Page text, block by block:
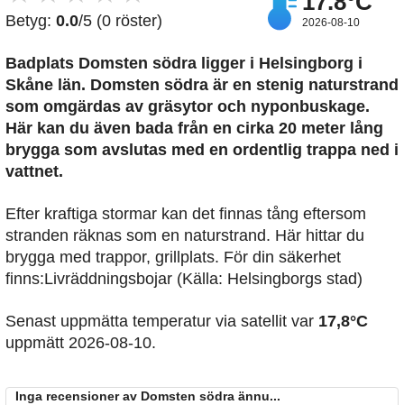
Betyg: 0.0/5 (0 röster) 2026-08-10
Badplats Domsten södra ligger i Helsingborg i
Skåne län. Domsten södra är en stenig naturstrand
som omgärdas av gräsytor och nyponbuskage.
Här kan du även bada från en cirka 20 meter lång
brygga som avslutas med en ordentlig trappa ned i
vattnet.
Efter kraftiga stormar kan det finnas tång eftersom
stranden räknas som en naturstrand. Här hittar du
brygga med trappor, grillplats. För din säkerhet
finns:Livräddningsbojar (Källa: Helsingborgs stad)
Senast uppmätta temperatur via satellit var 17,8°C
uppmätt 2026-08-10.
Inga recensioner av Domsten södra ännu...